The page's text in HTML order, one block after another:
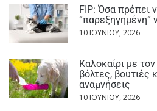
FIP: Όσα πρέπει
“παρεξηγημένη“
10 ΙΟΥΝΊΟΥ, 2026
Καλοκαίρι με
βόλτες, βουτιές
αναμνήσεις
10 ΙΟΥΝΊΟΥ, 2026